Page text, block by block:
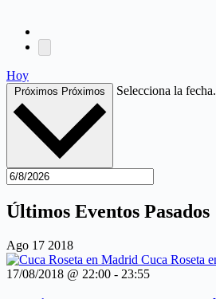
Hoy
Próximos Próximos Selecciona la fecha.
Últimos Eventos Pasados
Ago 17 2018
17/08/2018 @ 22:00 - 23:55